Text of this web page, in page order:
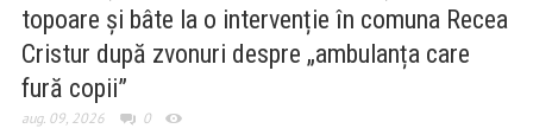
topoare și bâte la o intervenție în comuna Recea
Cristur după zvonuri despre „ambulanța care
fură copii”
aug. 09, 2026 0